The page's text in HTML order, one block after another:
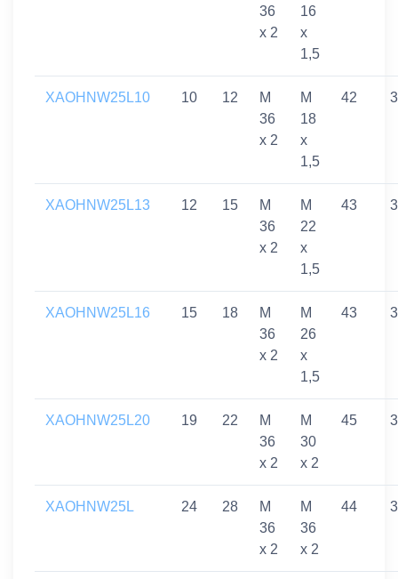
36
x 2
16
x
1,5
XAOHNW25L10 10 12
M
36
x 2
M
18
x
1,5
42
XAOHNW25L13 12 15
M
36
x 2
M
22
x
1,5
43
XAOHNW25L16 15 18
M
36
x 2
M
26
x
1,5
43
XAOHNW25L20 19 22
M
36
x 2
M
30
x 2
45
XAOHNW25L 24 28
M
36
x 2
M
36
x 2
44